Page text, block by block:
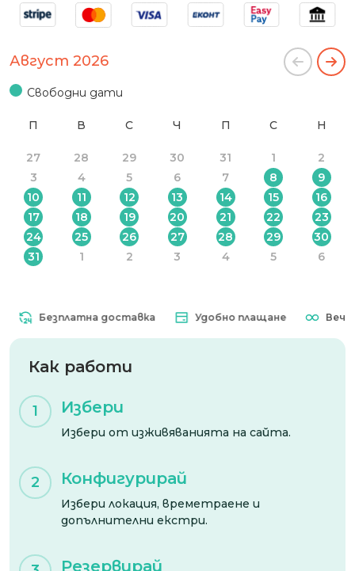
Август 2026
Свободни дати
П В С Ч П С Н
27 28 29 30 31 1
2
3
4 5 6 7 8
9
10
11 12 13 14 15
16
17
18 19 20 21 22
23
24
25 26 27 28 29
30
31
1 2 3 4 5 6
Безплатна доставка Удобно плащане Вечна
Как работи
1 Избери
Избери от изживяванията на сайта.
2 Конфигурирай
Избери локация, времетраене и
допълнителни екстри.
Резервирай